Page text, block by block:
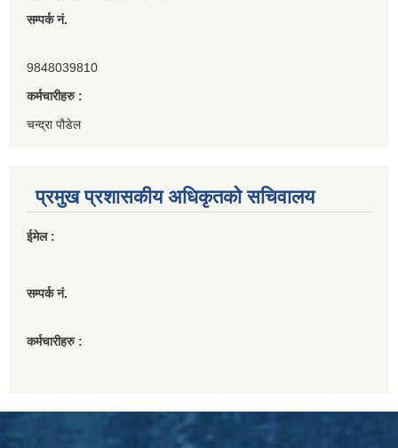
सम्पर्क नं.
9848039810
कर्मचारीहरु :
चन्द्रा पौडेल
प्रमुख प्रशासकीय अधिकृतको सचिवालय
ईमेल :
सम्पर्क नं.
कर्मचारीहरु :